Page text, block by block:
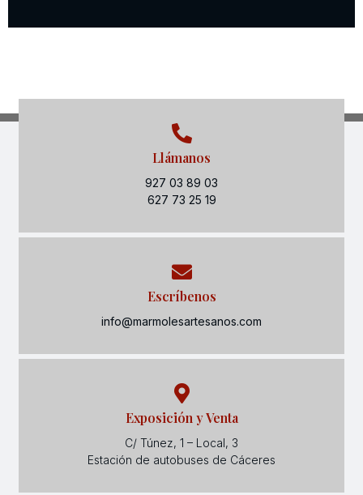
Llámanos
927 03 89 03
627 73 25 19
Escríbenos
info@marmolesartesanos.com
Exposición y Venta
C/ Túnez, 1 – Local, 3
Estación de autobuses de Cáceres